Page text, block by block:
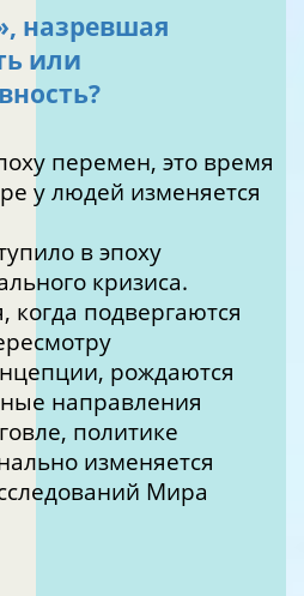
назревшая
или
перемен, это время
у людей изменяется
в эпоху
кризиса.
когда подвергаются
рождаются
направления
политике
изменяется
Мира